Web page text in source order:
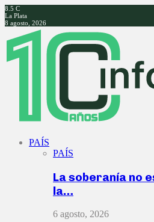
8.5 C
La Plata
8 agosto, 2026
Facebook
Twitter
Instagram
Youtube
PAÍS
PAÍS
La soberanía no
la…
6 agosto, 2026